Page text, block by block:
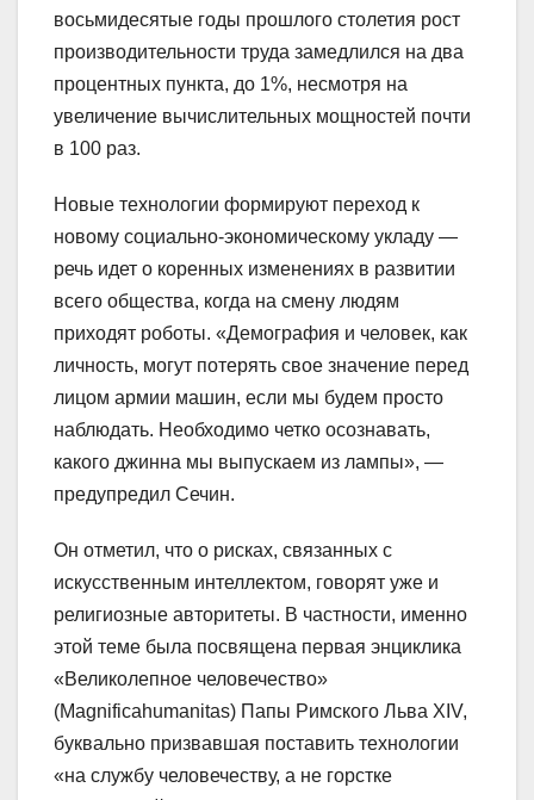
восьмидесятые годы прошлого столетия рост
производительности труда замедлился на два
процентных пункта, до 1%, несмотря на
увеличение вычислительных мощностей почти
в 100 раз.
Новые технологии формируют переход к
новому социально-экономическому укладу —
речь идет о коренных изменениях в развитии
всего общества, когда на смену людям
приходят роботы. «Демография и человек, как
личность, могут потерять свое значение перед
лицом армии машин, если мы будем просто
наблюдать. Необходимо четко осознавать,
какого джинна мы выпускаем из лампы», —
предупредил Сечин.
Он отметил, что о рисках, связанных с
искусственным интеллектом, говорят уже и
религиозные авторитеты. В частности, именно
этой теме была посвящена первая энциклика
«Великолепное человечество»
(Magnificahumanitas) Папы Римского Льва XIV,
буквально призвавшая поставить технологии
«на службу человечеству, а не горстке